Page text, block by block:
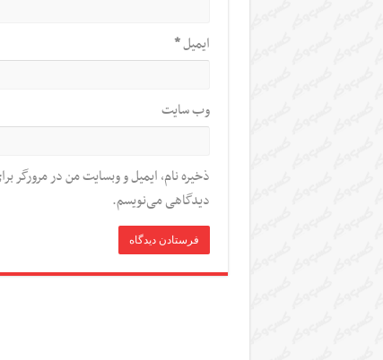
ایمیل*
وب‌ سایت
ذخیره نام، ایمیل و وبسایت من در مرورگر
دیدگاهی می‌نویسم.